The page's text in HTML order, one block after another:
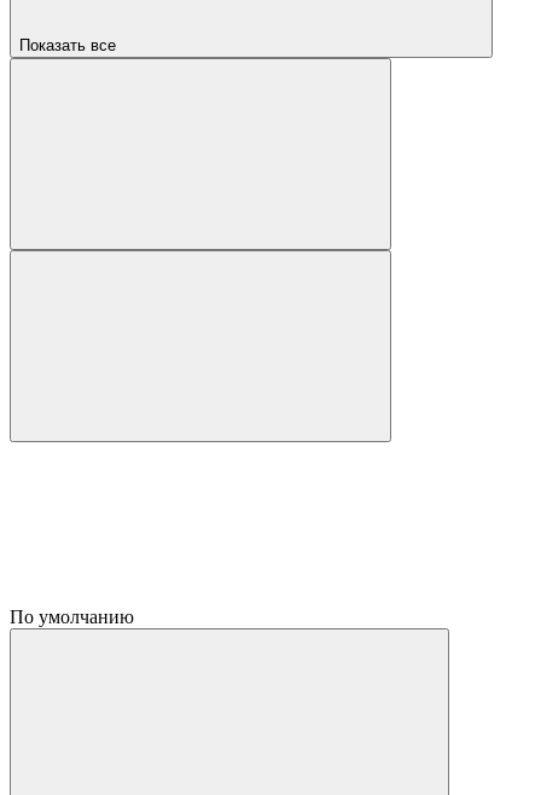
Показать все
По умолчанию